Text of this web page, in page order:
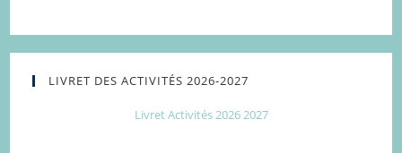
LIVRET DES ACTIVITÉS 2026-2027
Livret Activités 2026 2027